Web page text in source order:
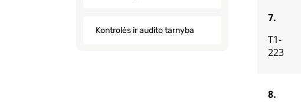
Kontrolės ir audito tarnyba
7.
T1-
223
8.